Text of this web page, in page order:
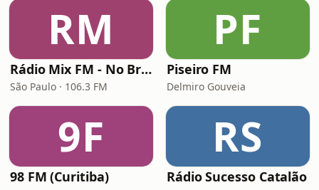
RM
Rádio Mix FM - No Break
São Paulo · 106.3 FM
PF
Piseiro FM
Delmiro Gouveia
9F
98 FM (Curitiba)
RS
Rádio Sucesso Catalão